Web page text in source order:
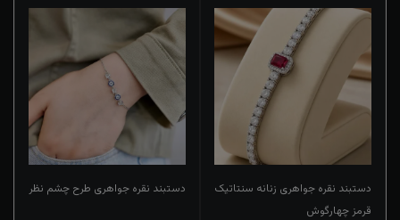
دستبند نقره جواهری زنانه سنتاتیک
قرمز چهارگوش
دستبند نقره جواهری طرح چشم نظر